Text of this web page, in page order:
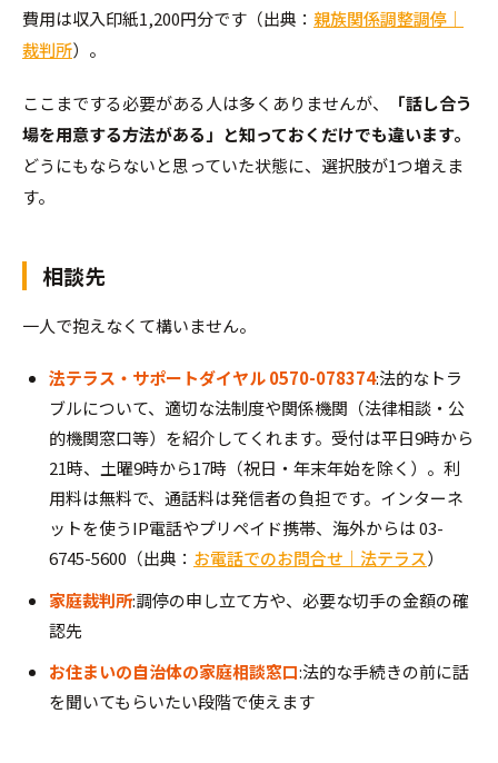
費用は収入印紙1,200円分です（出典： 親族関係調整調停｜
裁判所）。
ここまでする必要がある人は多くありませんが、
「話し合う
場を用意する方法がある」と知っておくだけでも違います。
どうにもならないと思っていた状態に、選択肢が1つ増えま
す。
相談先
一人で抱えなくて構いません。
法テラス・サポートダイヤル 0570-078374:法的なトラ
ブルについて、適切な法制度や関係機関（法律相談・公
的機関窓口等）を紹介してくれます。受付は平日9時から
21時、土曜9時から17時（祝日・年末年始を除く）。利
用料は無料で、通話料は発信者の負担です。インターネ
ットを使うIP電話やプリペイド携帯、海外からは 03-
6745-5600（出典： お電話でのお問合せ｜法テラス）
家庭裁判所:調停の申し立て方や、必要な切手の金額の確
認先
お住まいの自治体の家庭相談窓口:法的な手続きの前に話
を聞いてもらいたい段階で使えます